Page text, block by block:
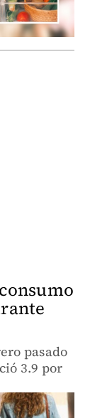
pasado
3.9 por